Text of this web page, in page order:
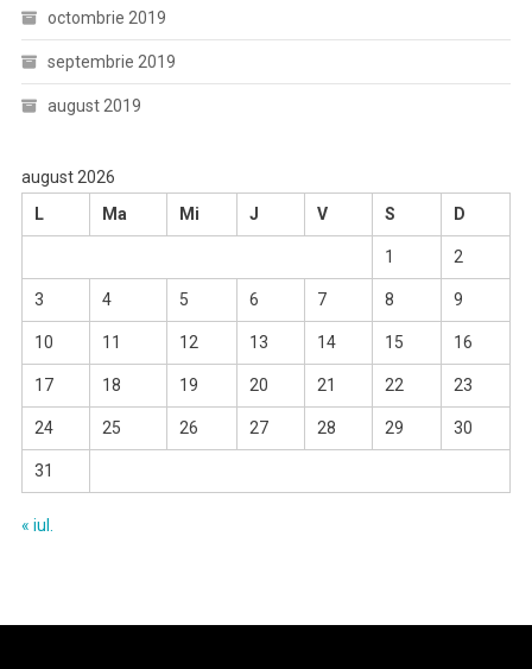
octombrie 2019
septembrie 2019
august 2019
august 2026
L
Ma Mi J V S D
1 2
3 4 5 6 7 8 9
10 11 12 13 14 15 16
17 18 19 20 21 22 23
24 25 26 27 28 29 30
31
« iul.